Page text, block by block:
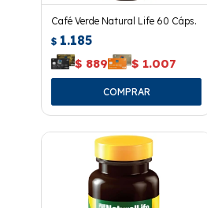
Café Verde Natural Life 60 Cáps.
$ 1.185
$ 889 $ 1.007